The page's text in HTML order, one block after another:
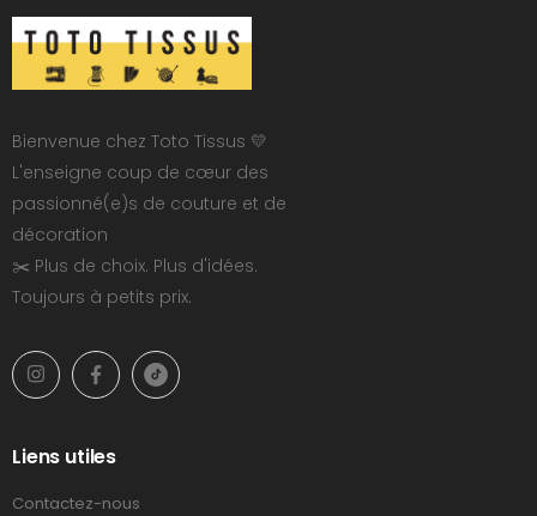
Bienvenue chez Toto Tissus 💛
L'enseigne coup de cœur des
passionné(e)s de couture et de
décoration
✂️ Plus de choix. Plus d'idées.
Toujours à petits prix.
Liens utiles
Contactez-nous